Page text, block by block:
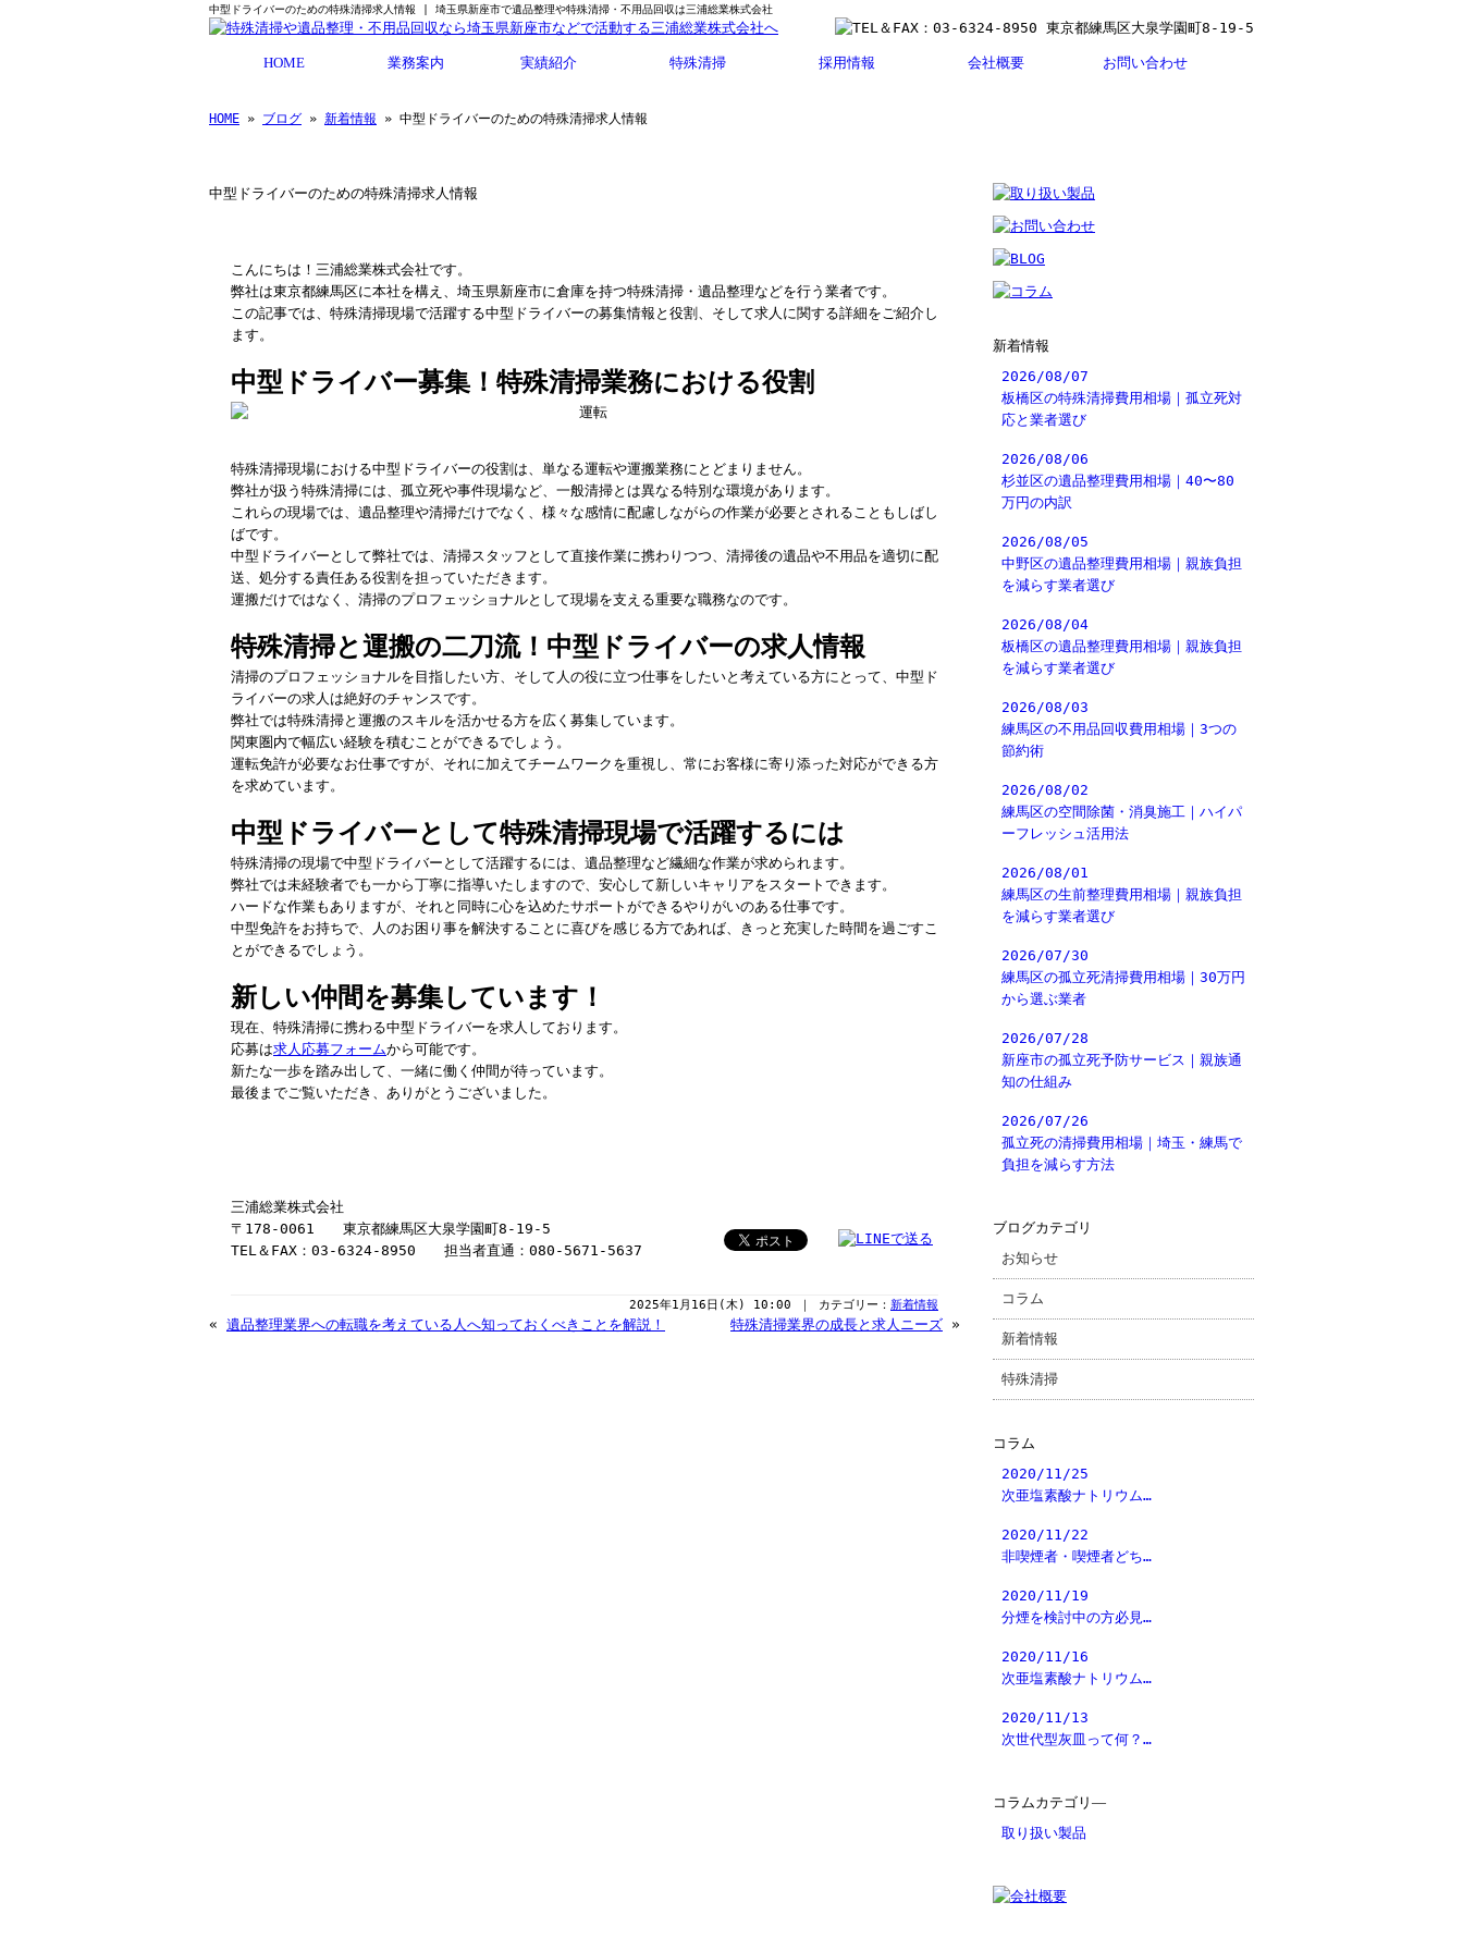
中型ドライバーのための特殊清掃求人情報 | 埼玉県新座市で遺品整理や特殊清掃・不用品回収は三浦総業株式会社
HOME 業務案内
取り扱い製品
実績紹介 特殊清掃 採用情報 会社概要 お問い合わせ
HOME » ブログ » 新着情報 » 中型ドライバーのための特殊清掃求人情報
中型ドライバーのための特殊清掃求人情報
こんにちは！三浦総業株式会社です。
弊社は東京都練馬区に本社を構え、埼玉県新座市に倉庫を持つ特殊清掃・遺品整理などを行う業者です。
この記事では、特殊清掃現場で活躍する中型ドライバーの募集情報と役割、そして求人に関する詳細をご紹介し
ます。
中型ドライバー募集！特殊清掃業務における役割
特殊清掃現場における中型ドライバーの役割は、単なる運転や運搬業務にとどまりません。
弊社が扱う特殊清掃には、孤立死や事件現場など、一般清掃とは異なる特別な環境があります。
これらの現場では、遺品整理や清掃だけでなく、様々な感情に配慮しながらの作業が必要とされることもしばし
ばです。
中型ドライバーとして弊社では、清掃スタッフとして直接作業に携わりつつ、清掃後の遺品や不用品を適切に配
送、処分する責任ある役割を担っていただきます。
運搬だけではなく、清掃のプロフェッショナルとして現場を支える重要な職務なのです。
特殊清掃と運搬の二刀流！中型ドライバーの求人情報
清掃のプロフェッショナルを目指したい方、そして人の役に立つ仕事をしたいと考えている方にとって、中型ド
ライバーの求人は絶好のチャンスです。
弊社では特殊清掃と運搬のスキルを活かせる方を広く募集しています。
関東圏内で幅広い経験を積むことができるでしょう。
運転免許が必要なお仕事ですが、それに加えてチームワークを重視し、常にお客様に寄り添った対応ができる方
を求めています。
中型ドライバーとして特殊清掃現場で活躍するには
特殊清掃の現場で中型ドライバーとして活躍するには、遺品整理など繊細な作業が求められます。
弊社では未経験者でも一から丁寧に指導いたしますので、安心して新しいキャリアをスタートできます。
ハードな作業もありますが、それと同時に心を込めたサポートができるやりがいのある仕事です。
中型免許をお持ちで、人のお困り事を解決することに喜びを感じる方であれば、きっと充実した時間を過ごすこ
とができるでしょう。
新しい仲間を募集しています！
現在、特殊清掃に携わる中型ドライバーを求人しております。
応募は求人応募フォームから可能です。
新たな一歩を踏み出して、一緒に働く仲間が待っています。
最後までご覧いただき、ありがとうございました。
三浦総業株式会社
〒178-0061 東京都練馬区大泉学園町8-19-5
TEL＆FAX：03-6324-8950 担当者直通：080-5671-5637
2025年1月16日(木) 10:00 ｜ カテゴリー： 新着情報
« 遺品整理業界への転職を考えている人へ知っておくべきことを解説！ 特殊清掃業界の成長と求人ニーズ »
新着情報
2026/08/07
板橋区の特殊清掃費用相場｜孤立死対
応と業者選び
2026/08/06
杉並区の遺品整理費用相場｜40〜80
万円の内訳
2026/08/05
中野区の遺品整理費用相場｜親族負担
を減らす業者選び
2026/08/04
板橋区の遺品整理費用相場｜親族負担
を減らす業者選び
2026/08/03
練馬区の不用品回収費用相場｜3つの
節約術
2026/08/02
練馬区の空間除菌・消臭施工｜ハイパ
ーフレッシュ活用法
2026/08/01
練馬区の生前整理費用相場｜親族負担
を減らす業者選び
2026/07/30
練馬区の孤立死清掃費用相場｜30万円
から選ぶ業者
2026/07/28
新座市の孤立死予防サービス｜親族通
知の仕組み
2026/07/26
孤立死の清掃費用相場｜埼玉・練馬で
負担を減らす方法
ブログカテゴリ
お知らせ
コラム
新着情報
特殊清掃
コラム
2020/11/25
次亜塩素酸ナトリウム…
2020/11/22
非喫煙者・喫煙者どち…
2020/11/19
分煙を検討中の方必見…
2020/11/16
次亜塩素酸ナトリウム…
2020/11/13
次世代型灰皿って何？…
コラムカテゴリ―
取り扱い製品